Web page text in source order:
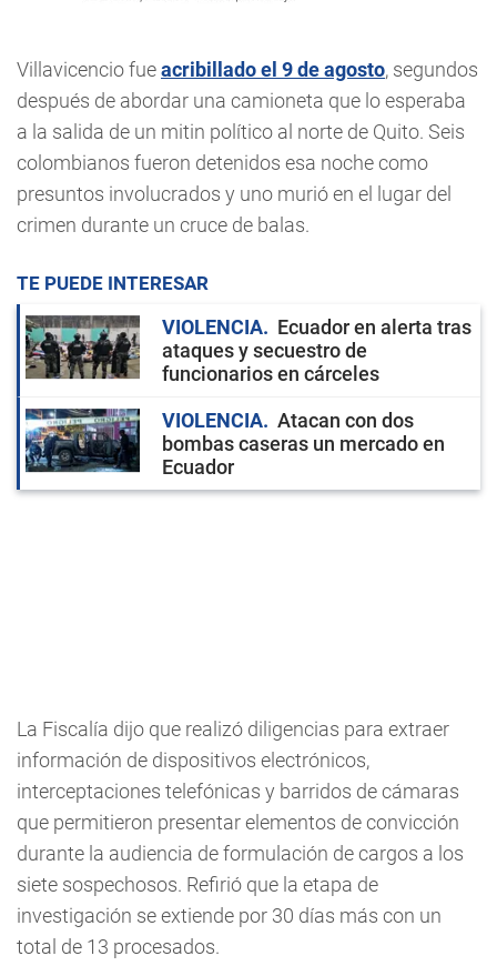
Villavicencio fueacribillado el 9 de agosto, segundos
después de abordar una camioneta que lo esperaba
a la salida de un mitin político al norte de Quito. Seis
colombianos fueron detenidos esa noche como
presuntos involucrados y uno murió en el lugar del
crimen durante un cruce de balas.
TE PUEDE INTERESAR
VIOLENCIA
Ecuador en alerta tras
ataques y secuestro de
funcionarios en cárceles
VIOLENCIA
Atacan con dos
bombas caseras un mercado en
Ecuador
La Fiscalía dijo que realizó diligencias para extraer
información de dispositivos electrónicos,
interceptaciones telefónicas y barridos de cámaras
que permitieron presentar elementos de convicción
durante la audiencia de formulación de cargos a los
siete sospechosos. Refirió que la etapa de
investigación se extiende por 30 días más con un
total de 13 procesados.